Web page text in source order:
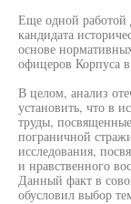
Еще одной работой
кандидата
основе
офицеров Корпуса
В целом, анализ
установить, что в
труды,
пограничной
исследования,
и нравственного
Данный факт в
обусловил выбор